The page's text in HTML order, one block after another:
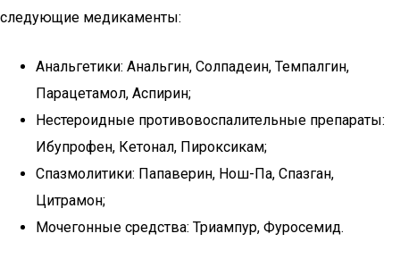
следующие медикаменты:
Анальгетики: Анальгин, Солпадеин, Темпалгин,
Парацетамол, Аспирин;
Нестероидные противовоспалительные препараты:
Ибупрофен, Кетонал, Пироксикам;
Спазмолитики: Папаверин, Нош-Па, Спазган,
Цитрамон;
Мочегонные средства: Триампур, Фуросемид.